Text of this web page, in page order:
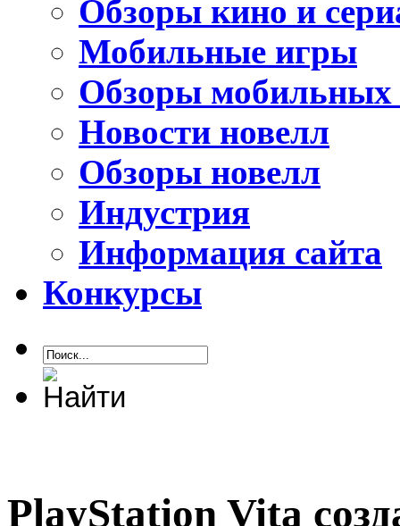
Обзоры кино и
Мобильные игры
Обзоры мобильных
Новости новелл
Обзоры новелл
Индустрия
Информация сайта
Конкурсы
PlayStation Vita